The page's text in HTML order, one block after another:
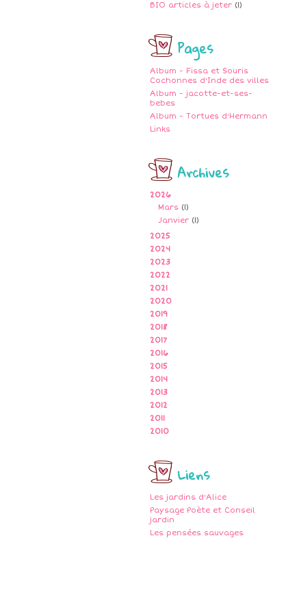
BIO articles à jeter (1)
Pages
Album - Fissa et Souris
Cochonnes d'Inde des villes
Album - jacotte-et-ses-
bebes
Album - Tortues d'Hermann
Links
Archives
2026
Mars (1)
Janvier (1)
2025
2024
2023
2022
2021
2020
2019
2018
2017
2016
2015
2014
2013
2012
2011
2010
Liens
Les jardins d'Alice
Paysage Poète et Conseil
jardin
Les pensées sauvages